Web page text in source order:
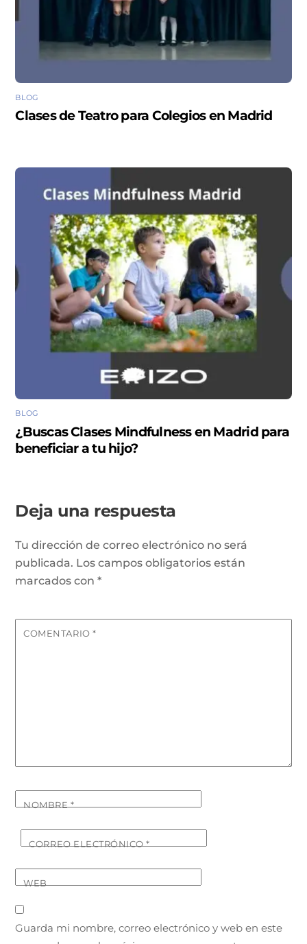
BLOG
Clases de Teatro para Colegios en Madrid
BLOG
¿Buscas Clases Mindfulness en Madrid para
beneficiar a tu hijo?
Deja una respuesta
Tu dirección de correo electrónico no será
publicada. Los campos obligatorios están
marcados con*
COMENTARIO*
NOMBRE*
CORREO ELECTRÓNICO*
WEB
Guarda mi nombre, correo electrónico y web en este